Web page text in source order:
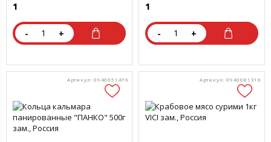
1
- +
1
- +
Артикул: 0940051476 Артикул: 0940081310